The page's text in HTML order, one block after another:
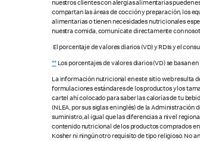
nuestros clientes con alergias alimentarias pueden
compartan las áreas de cocción y preparación, los
alimentarias o tienen necesidades nutricionales
nuestra comida, comunícate directamente con
El porcentaje de valores diarios (VD) y RDIs y el
**Los porcentajes de valores diarios (VD) se basan
La información nutricional en este sitio web resulta
formulaciones estándares de los productos y los
cartel ahí colocado para saber las calorías de tu
(NLEA, por sus siglas en inglés) de la Administración
suministro, al igual que las diferencias a nivel
contenido nutricional de los productos comprados
Kosher ni ningún otro requisito de tipo religioso. No